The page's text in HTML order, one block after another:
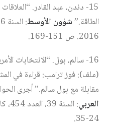
15- دندن، عبد القادر.
الطاقة.”شؤون الأوسط
2016. ص 151-169.
16- سالم، بول. “الانتخابات
(ملف): فوز ترامب: قراءة في
مقابلة مع بول سالم.” أجرى
العربي
24-35.